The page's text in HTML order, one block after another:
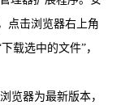
点击浏览器右上角
载选中的文件”，
览器为最新版本，